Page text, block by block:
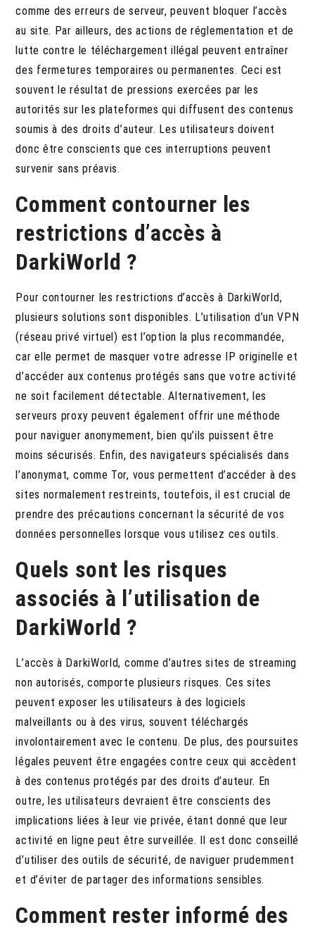
comme des erreurs de serveur, peuvent bloquer l’accès
au site. Par ailleurs, des actions de réglementation et de
lutte contre le téléchargement illégal peuvent entraîner
des fermetures temporaires ou permanentes. Ceci est
souvent le résultat de pressions exercées par les
autorités sur les plateformes qui diffusent des contenus
soumis à des droits d’auteur. Les utilisateurs doivent
donc être conscients que ces interruptions peuvent
survenir sans préavis.
Comment contourner les
restrictions d’accès à
DarkiWorld ?
Pour contourner les restrictions d’accès à DarkiWorld,
plusieurs solutions sont disponibles. L’utilisation d’un VPN
(réseau privé virtuel) est l’option la plus recommandée,
car elle permet de masquer votre adresse IP originelle et
d’accéder aux contenus protégés sans que votre activité
ne soit facilement détectable. Alternativement, les
serveurs proxy peuvent également offrir une méthode
pour naviguer anonymement, bien qu’ils puissent être
moins sécurisés. Enfin, des navigateurs spécialisés dans
l’anonymat, comme Tor, vous permettent d’accéder à des
sites normalement restreints, toutefois, il est crucial de
prendre des précautions concernant la sécurité de vos
données personnelles lorsque vous utilisez ces outils.
Quels sont les risques
associés à l’utilisation de
DarkiWorld ?
L’accès à DarkiWorld, comme d’autres sites de streaming
non autorisés, comporte plusieurs risques. Ces sites
peuvent exposer les utilisateurs à des logiciels
malveillants ou à des virus, souvent téléchargés
involontairement avec le contenu. De plus, des poursuites
légales peuvent être engagées contre ceux qui accèdent
à des contenus protégés par des droits d’auteur. En
outre, les utilisateurs devraient être conscients des
implications liées à leur vie privée, étant donné que leur
activité en ligne peut être surveillée. Il est donc conseillé
d’utiliser des outils de sécurité, de naviguer prudemment
et d’éviter de partager des informations sensibles.
Comment rester informé des